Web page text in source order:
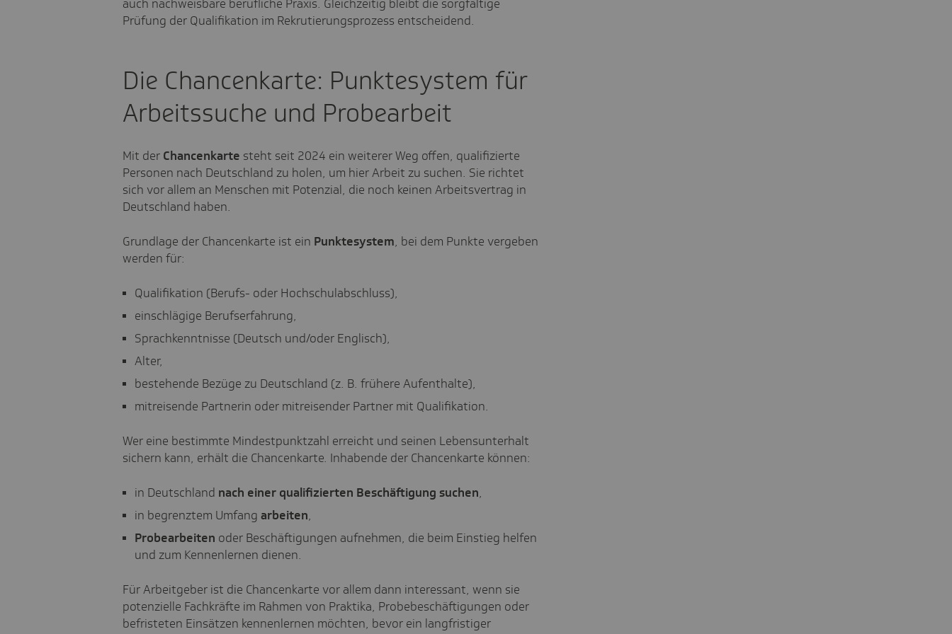
auch nachweisbare berufliche Praxis. Gleichzeitig bleibt die sorgfältige
Prüfung der Qualifikation im Rekrutierungsprozess entscheidend.
Die Chancenkarte: Punktesystem für
Arbeitssuche und Probearbeit
Mit der Chancenkarte steht seit 2024 ein weiterer Weg offen, qualifizierte
Personen nach Deutschland zu holen, um hier Arbeit zu suchen. Sie richtet
sich vor allem an Menschen mit Potenzial, die noch keinen Arbeitsvertrag in
Deutschland haben.
Grundlage der Chancenkarte ist ein Punktesystem, bei dem Punkte vergeben
werden für:
Qualifikation (Berufs- oder Hochschulabschluss),
einschlägige Berufserfahrung,
Sprachkenntnisse (Deutsch und/oder Englisch),
Alter,
bestehende Bezüge zu Deutschland (z. B. frühere Aufenthalte),
mitreisende Partnerin oder mitreisender Partner mit Qualifikation.
Wer eine bestimmte Mindestpunktzahl erreicht und seinen Lebensunterhalt
sichern kann, erhält die Chancenkarte. Inhabende der Chancenkarte können:
in Deutschland nach einer qualifizierten Beschäftigung suchen,
in begrenztem Umfang arbeiten,
Probearbeiten oder Beschäftigungen aufnehmen, die beim Einstieg helfen
und zum Kennenlernen dienen.
Für Arbeitgeber ist die Chancenkarte vor allem dann interessant, wenn sie
potenzielle Fachkräfte im Rahmen von Praktika, Probebeschäftigungen oder
befristeten Einsätzen kennenlernen möchten, bevor ein langfristiger